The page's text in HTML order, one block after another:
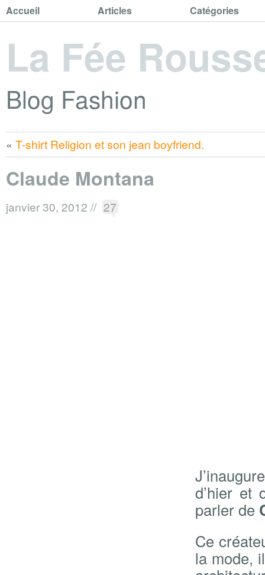
Accueil Articles Catégories
La Fée
Blog Fashion
« T-shirt Religion et son jean boyfriend.
Claude Montana
janvier 30, 2012 // 27
d’hier et
parler de
Ce
la mode,